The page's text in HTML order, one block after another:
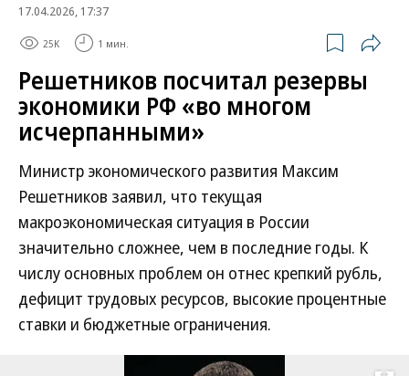
17.04.2026, 17:37
25K 1 мин.
Решетников посчитал резервы
экономики РФ «во многом
исчерпанными»
Министр экономического развития Максим
Решетников заявил, что текущая
макроэкономическая ситуация в России
значительно сложнее, чем в последние годы. К
числу основных проблем он отнес крепкий рубль,
дефицит трудовых ресурсов, высокие процентные
ставки и бюджетные ограничения.